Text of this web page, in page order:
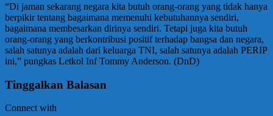
“Di jaman sekarang negara kita butuh orang-orang yang tidak hanya
berpikir tentang bagaimana memenuhi kebutuhannya sendiri,
bagaimana membesarkan dirinya sendiri. Tetapi juga kita butuh
orang-orang yang berkontribusi positif terhadap bangsa dan negara,
salah satunya adalah dari keluarga TNI, salah satunya adalah PERIP
ini,” pungkas Letkol Inf Tommy Anderson. (DnD)
Tinggalkan Balasan
Connect with